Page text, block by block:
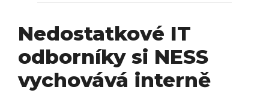
Nedostatkové IT
odborníky si NESS
vychovává interně